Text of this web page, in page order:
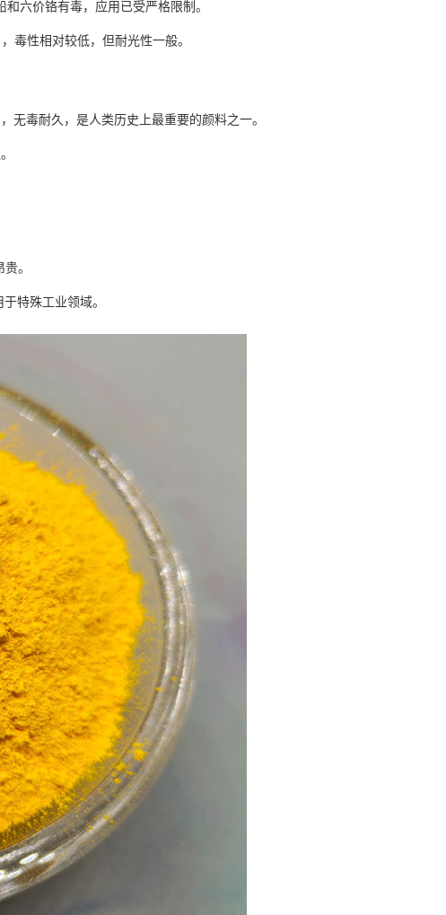
六价铬有毒，应用已受严格限制。
毒性相对较低，但耐光性一般。
无毒耐久，是人类历史上最重要的颜料之一。
。
特殊工业领域。